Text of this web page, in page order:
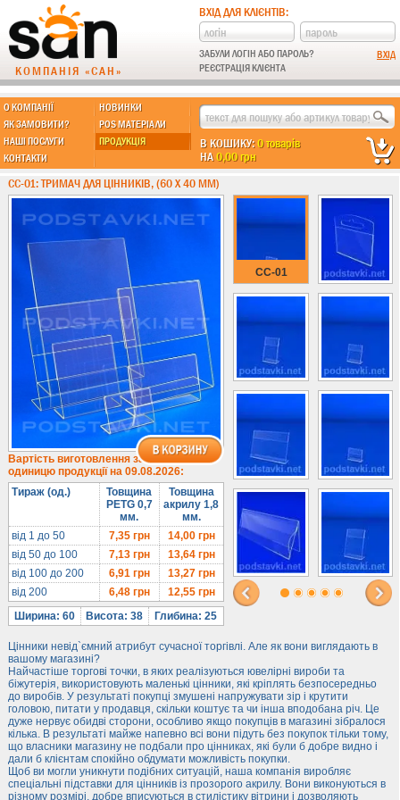
КОМПАНІЯ «САН»
ВХІД ДЛЯ КЛІЄНТІВ:
ЗАБУЛИ ЛОГІН АБО ПАРОЛЬ?
РЕЄСТРАЦІЯ КЛІЄНТА
О КОМПАНІЇ
НОВИНКИ
ЯК ЗАМОВИТИ?
POS МАТЕРІАЛИ
НАШІ ПОСЛУГИ
ПРОДУКЦІЯ
КОНТАКТИ
В КОШИКУ:0 товарів
НА0,00 грн
МЫ ДЕЛАЕМ:
Підставки із пластику
Новинки !!!
Різні підставки
Під поліграфію
Навісні кишені
Менюхолдери
Під мобільні
Під біжутерію
Гірки та подіуми
Під косметику
Під солодке
Для хот-догів
Лототрони
Ящики з акрилу
Цінники
Засоби захисту
Інформ. стенди
Підлогові стійки
CC-01: ТРИМАЧ ДЛЯ ЦІННИКІВ, (60 Х 40 ММ)
Вартість виготовлення за
одиницю продукції на 09.08.2026:
Тираж (од.)
Товщина
PETG 0,7
мм.
Товщина
акрилу 1,8
мм.
від 1 до 50
7,35грн 14,00грн
від 50 до 100
7,13грн 13,64грн
від 100 до 200
6,91грн 13,27грн
від 200
6,48грн 12,55грн
Ширина: 60
Висота: 38 Глибина: 25
Цінники невід`ємний атрибут сучасної торгівлі. Але як вони виглядають в
вашому магазині?
Найчастіше торгові точки, в яких реалізуються ювелірні вироби та
біжутерія, використовують маленькі цінники, які кріплять безпосередньо
до виробів. У результаті покупці змушені напружувати зір і крутити
головою, питати у продавця, скільки коштує та чи інша вподобана річ. Це
дуже нервує обидві сторони, особливо якщо покупців в магазині зібралося
кілька. В результаті майже напевно всі вони підуть без покупок тільки тому,
що власники магазину не подбали про цінниках, які були б добре видно і
дали б клієнтам спокійно обдумати можливість покупки.
Щоб ви могли уникнути подібних ситуацій, наша компанія виробляє
спеціальні підставки для цінників із прозорого акрилу. Вони виконуються в
різному розмірі, добре вписуються в стилістику вітрини і дозволяють
CC-01